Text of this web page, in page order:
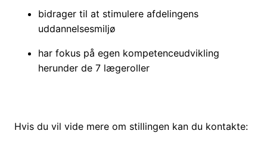
bidrager til at stimulere afdelingens
uddannelsesmiljø
har fokus på egen kompetenceudvikling
herunder de 7 lægeroller
Hvis du vil vide mere om stillingen kan du kontakte: